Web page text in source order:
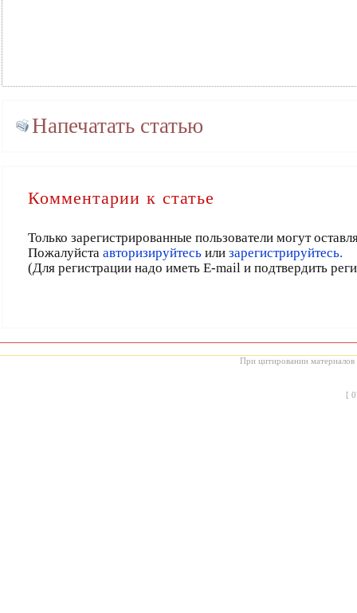
Напечатать статью
Комментарии к статье
Только зарегистрированные пользователи могут
Пожалуйста авторизируйтесьили зарегистрируйтесь.
(Для регистрации надо иметь E-mail и подтвердить
При цитировании материалов
[